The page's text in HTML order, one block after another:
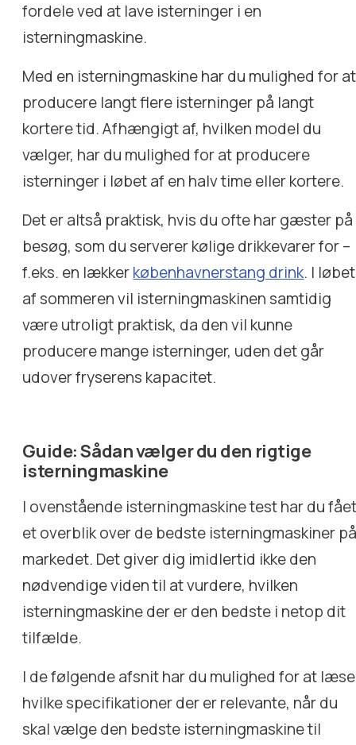
fordele ved at lave isterninger i en
isterningmaskine.
Med en isterningmaskine har du mulighed for at
producere langt flere isterninger på langt
kortere tid. Afhængigt af, hvilken model du
vælger, har du mulighed for at producere
isterninger i løbet af en halv time eller kortere.
Det er altså praktisk, hvis du ofte har gæster på
besøg, som du serverer kølige drikkevarer for –
f.eks. en lækkerkøbenhavnerstang drink. I løbet
af sommeren vil isterningmaskinen samtidig
være utroligt praktisk, da den vil kunne
producere mange isterninger, uden det går
udover fryserens kapacitet.
Guide: Sådan vælger du den rigtige
isterningmaskine
I ovenstående isterningmaskine test har du
et overblik over de bedste isterningmaskiner
markedet. Det giver dig imidlertid ikke den
nødvendige viden til at vurdere, hvilken
isterningmaskine der er den bedste i netop dit
tilfælde.
I de følgende afsnit har du mulighed for at
hvilke specifikationer der er relevante, når du
skal vælge den bedste isterningmaskine til